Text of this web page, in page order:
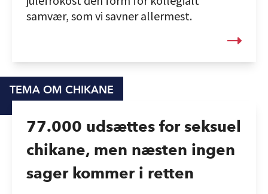
samvær, som vi savner allermest.
77.000 udsættes for seksuel
chikane, men næsten ingen
sager kommer i retten
TEMA OM CHIKANE